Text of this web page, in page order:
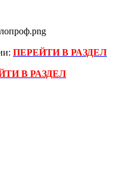
ПЕРЕЙТИ В РАЗДЕЛ
В РАЗДЕЛ